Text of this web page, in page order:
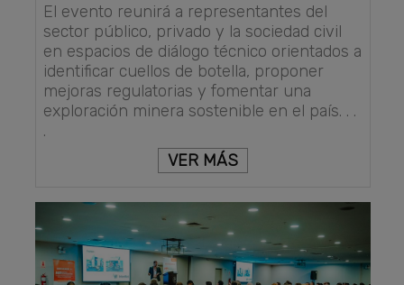
El evento reunirá a representantes del
sector público, privado y la sociedad civil
en espacios de diálogo técnico orientados a
identificar cuellos de botella, proponer
mejoras regulatorias y fomentar una
exploración minera sostenible en el país. . .
.
VER MÁS